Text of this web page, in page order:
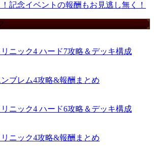
記念イベントの報酬もお見逃し無く！
ニック4 ハード7攻略＆デッキ構成
ブレム4攻略&報酬まとめ
ニック4 ハード6攻略＆デッキ構成
ニック4攻略&報酬まとめ